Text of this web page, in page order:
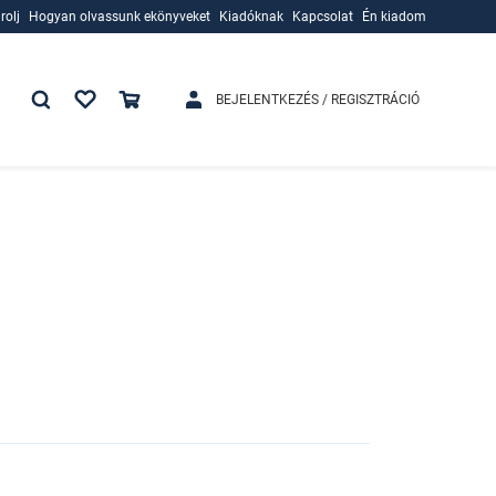
Hogyan olvassunk ekönyveket
Kiadóknak
Kapcsolat Én kiadom
BEJELENTKEZÉS / REGISZTRÁCIÓ